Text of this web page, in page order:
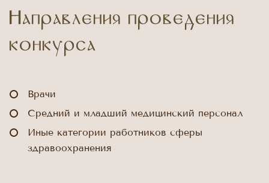
Направления проведения
конкурса
Врачи
Средний и младший медицинский персонал
Иные категории работников сферы
здравоохранения